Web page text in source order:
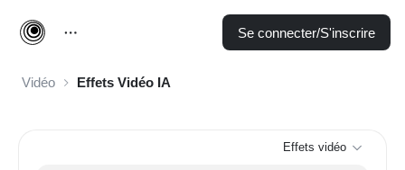
Se connecter/S'inscrire
Vidéo Effets Vidéo IA
Effets vidéo